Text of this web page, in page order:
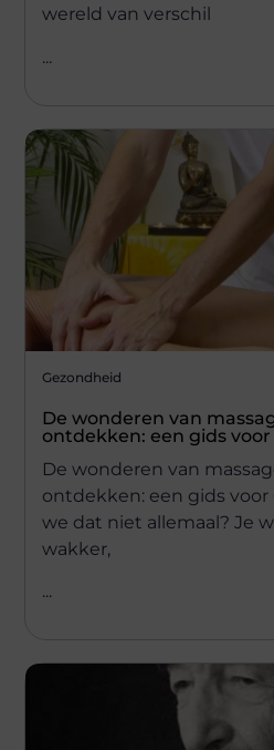
wereld van verschil
...
Gezondheid
De wonderen van
ontdekken: een gids
De wonderen van
ontdekken: een gids voor
we dat niet allemaal? Je
wakker,
...